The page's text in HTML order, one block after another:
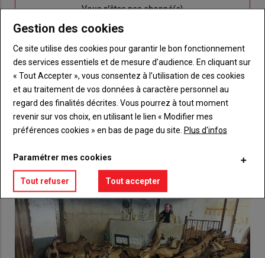
Sous-
Vous n'êtes pas abonné(e)
TITRE CRÉEZ UN COMPTE
BodyChoisissez votre formule et créez votre
compte pour accéder à tout {nom-site}.
Lien
Gestion des cookies
Ce site utilise des cookies pour garantir le bon fonctionnement
des services essentiels et de mesure d’audience. En cliquant sur
« Tout Accepter », vous consentez à l’utilisation de ces cookies
et au traitement de vos données à caractère personnel au
regard des finalités décrites. Vous pourrez à tout moment
revenir sur vos choix, en utilisant le lien « Modifier mes
préférences cookies » en bas de page du site. Plus d'infos
Paramétrer mes cookies
Tout refuser Tout accepter